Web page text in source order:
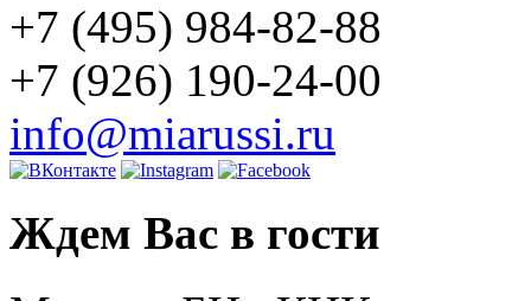
+7 (495) 984-82-88
+7 (926) 190-24-00
info@miarussi.ru
Ждем Вас в гости